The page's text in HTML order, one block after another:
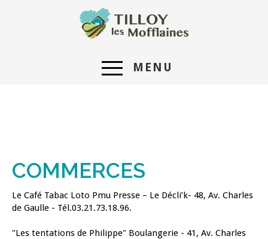
MENU
COMMERCES
Le Café Tabac Loto Pmu Presse – Le Décli’k- 48, Av. Charles
de Gaulle - Tél.03.21.73.18.96.
"Les tentations de Philippe" Boulangerie - 41, Av. Charles